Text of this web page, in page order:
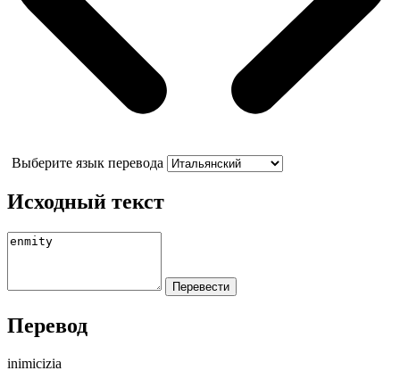
Выберите язык перевода
Исходный текст
Перевод
inimicizia